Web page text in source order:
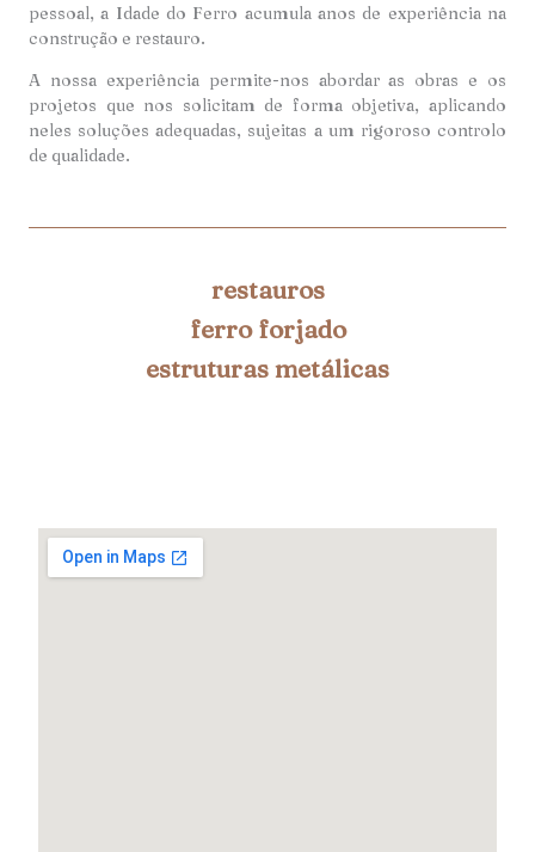
pessoal, a Idade do Ferro acumula anos de experiência na
construção e restauro.
A nossa experiência permite-nos abordar as obras e os
projetos que nos solicitam de forma objetiva, aplicando
neles soluções adequadas, sujeitas a um rigoroso controlo
de qualidade.
restauros
ferro forjado
estruturas metálicas